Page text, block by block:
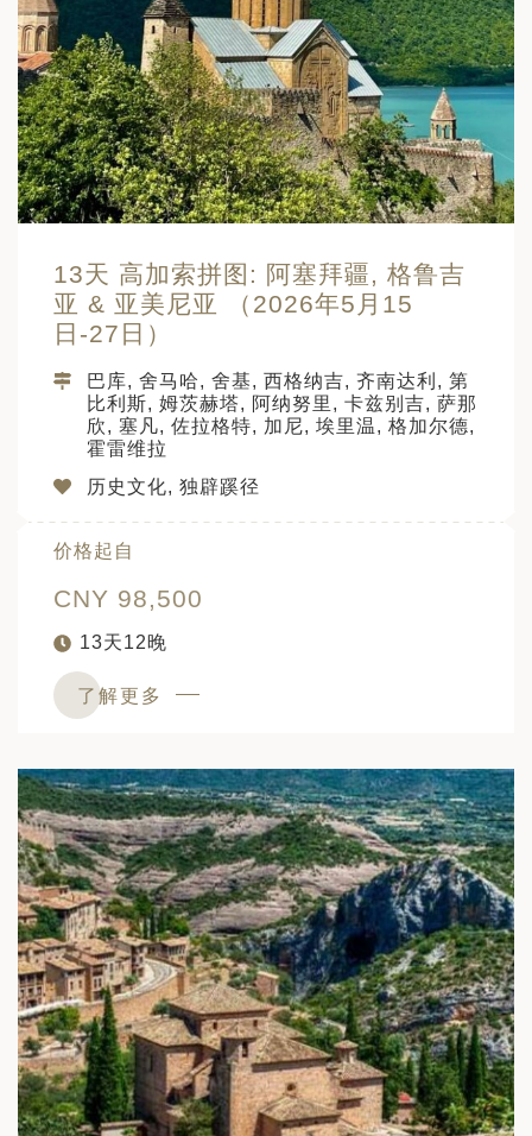
13天 高加索拼图: 阿塞拜疆, 格鲁吉
亚 & 亚美尼亚 （2026年5月15
日-27日）
巴库, 舍马哈, 舍基, 西格纳吉, 齐南达利, 第
比利斯, 姆茨赫塔, 阿纳努里, 卡兹别吉, 萨那
欣, 塞凡, 佐拉格特, 加尼, 埃里温, 格加尔德,
霍雷维拉
历史文化, 独辟蹊径
价格起自
CNY 98,500
13天12晚
了解更多